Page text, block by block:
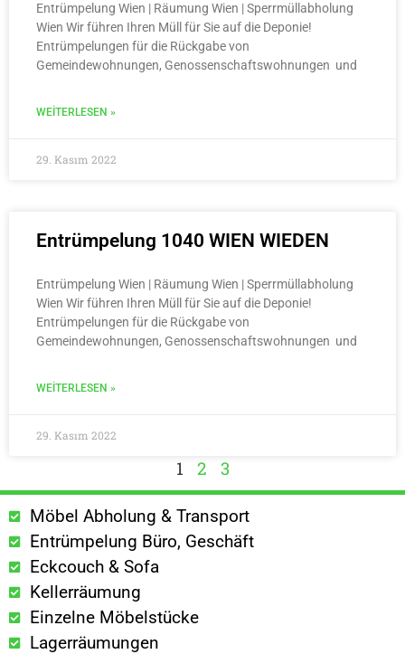
Entrümpelung Wien | Räumung Wien | Sperrmüllabholung
Wien Wir führen Ihren Müll für Sie auf die Deponie!
Entrümpelungen für die Rückgabe von
Gemeindewohnungen, Genossenschaftswohnungen und
WEITERLESEN »
29. Kasım 2022
Entrümpelung 1040 WIEN WIEDEN
Entrümpelung Wien | Räumung Wien | Sperrmüllabholung
Wien Wir führen Ihren Müll für Sie auf die Deponie!
Entrümpelungen für die Rückgabe von
Gemeindewohnungen, Genossenschaftswohnungen und
WEITERLESEN »
29. Kasım 2022
1 2 3
Möbel Abholung & Transport
Entrümpelung Büro, Geschäft
Eckcouch & Sofa
Kellerräumung
Einzelne Möbelstücke
Lagerräumungen